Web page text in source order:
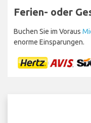
Ferien- oder
Buchen Sie im Voraus
enorme Einsparungen.